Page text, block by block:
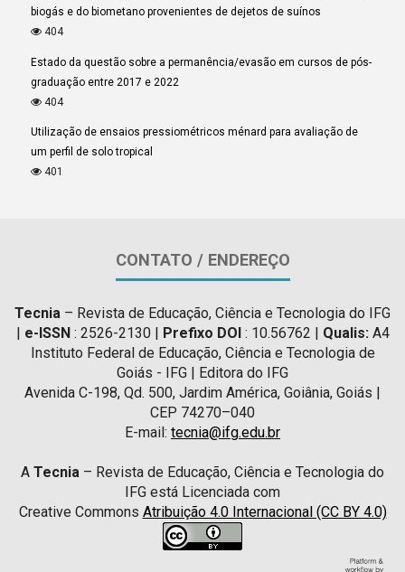
biogás e do biometano provenientes de dejetos de suínos
404
Estado da questão sobre a permanência/evasão em cursos de pós-
graduação entre 2017 e 2022
404
Utilização de ensaios pressiométricos ménard para avaliação de
um perfil de solo tropical
401
CONTATO / ENDEREÇO
Tecnia – Revista de Educação, Ciência e Tecnologia do IFG
| e-ISSN: 2526-2130 | Prefixo DOI: 10.56762 | Qualis: A4
Instituto Federal de Educação, Ciência e Tecnologia de
Goiás - IFG | Editora do IFG
Avenida C-198, Qd. 500, Jardim América, Goiânia, Goiás |
CEP 74270–040
E-mail: tecnia@ifg.edu.br
A Tecnia – Revista de Educação, Ciência e Tecnologia do
IFG está Licenciada com
Creative Commons Atribuição 4.0 Internacional (CC BY 4.0)